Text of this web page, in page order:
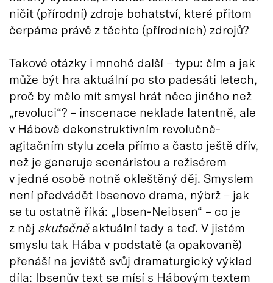
ničit (přírodní) zdroje bohatství, které přitom
čerpáme právě z těchto (přírodních) zdrojů?
Takové otázky i mnohé další – typu: čím a jak
může být hra aktuální po sto padesáti letech,
proč by mělo mít smysl hrát něco jiného než
„revoluci“? – inscenace neklade latentně, ale
v Hábově dekonstruktivním revolučně-
agitačním stylu zcela přímo a často ještě dřív,
než je generuje scenáristou a režisérem
v jedné osobě notně okleštěný děj. Smyslem
není předvádět Ibsenovo drama, nýbrž – jak
se tu ostatně říká: „Ibsen-Neibsen“ – co je
z něj skutečně aktuální tady a teď. V jistém
smyslu tak Hába v podstatě (a opakovaně)
přenáší na jeviště svůj dramaturgický výklad
díla: Ibsenův text se mísí s Hábovým textem